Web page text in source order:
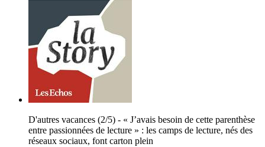
D'autres vacances (2/5) - « J’avais besoin de cette parenthèse
entre passionnées de lecture » : les camps de lecture, nés des
réseaux sociaux, font carton plein